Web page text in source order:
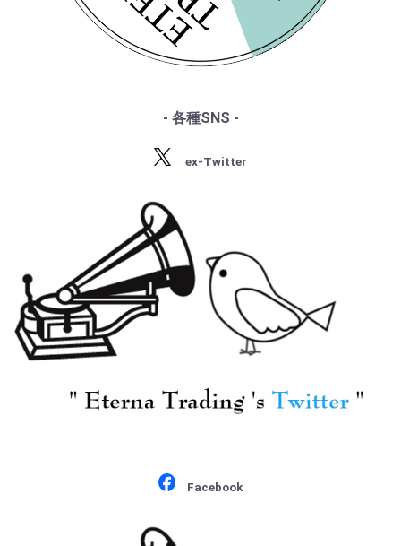
・ドビュッシー
・R.シュトラウス
・ストラヴィンスキー
・ショスタコーヴィチ
- 各種SNS -
ex-Twitter
Facebook